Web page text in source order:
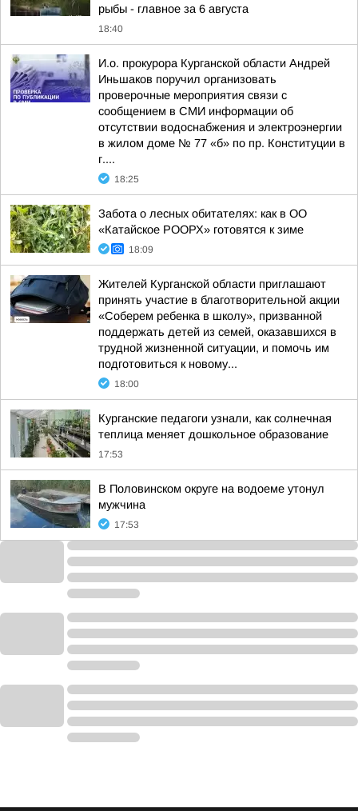
рыбы - главное за 6 августа
18:40
И.о. прокурора Курганской области Андрей
Иньшаков поручил организовать
проверочные мероприятия связи с
сообщением в СМИ информации об
отсутствии водоснабжения и электроэнергии
в жилом доме № 77 «б» по пр. Конституции в
г....
18:25
Забота о лесных обитателях: как в ОО
«Катайское РООРХ» готовятся к зиме
18:09
Жителей Курганской области приглашают
принять участие в благотворительной акции
«Соберем ребенка в школу», призванной
поддержать детей из семей, оказавшихся в
трудной жизненной ситуации, и помочь им
подготовиться к новому...
18:00
Курганские педагоги узнали, как солнечная
теплица меняет дошкольное образование
17:53
В Половинском округе на водоеме утонул
мужчина
17:53